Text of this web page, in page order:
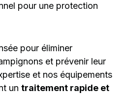
pour une protection
pour éliminer
et prévenir leur
et nos équipements
un traitement rapide et